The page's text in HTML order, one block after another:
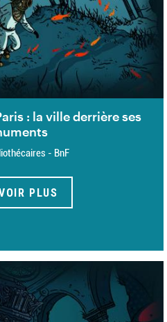
: la ville derrière ses
- BnF
PLUS